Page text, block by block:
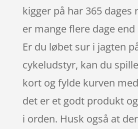
kigger på har 365 dages
er mange flere dage
Er du løbet sur i jagten
cykeludstyr, kan du
kort og fylde kurven
det er et godt produkt
i orden. Husk også at